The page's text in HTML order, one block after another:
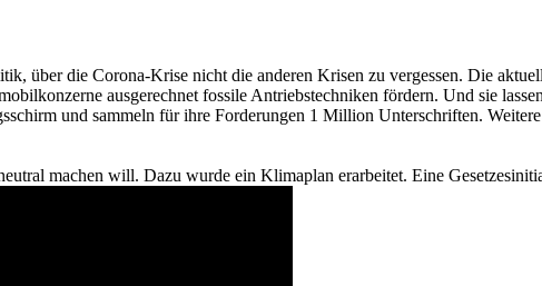
über die Corona-Krise nicht die anderen Krisen zu vergessen. Die
ausgerechnet fossile Antriebstechniken fördern. Und sie
und sammeln für ihre Forderungen 1 Million Unterschriften.
machen will. Dazu wurde ein Klimaplan erarbeitet. Eine